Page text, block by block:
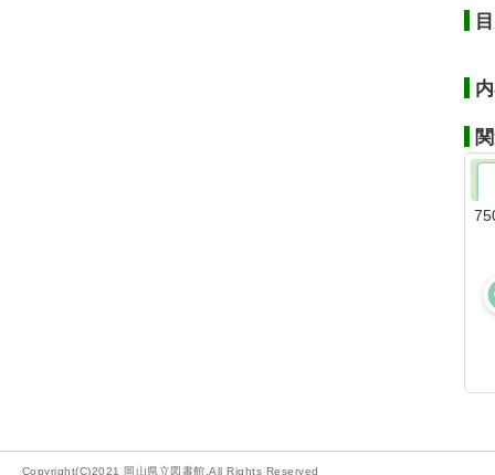
Copyright(C)2021 岡山県立図書館.All Rights Reserved